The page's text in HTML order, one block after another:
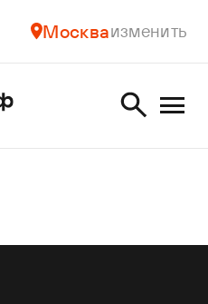
Москваизменить